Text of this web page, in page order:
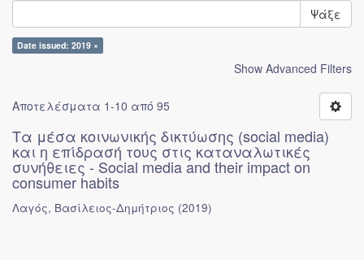
Ψάξε
Date issued: 2019 ×
Show Advanced Filters
Αποτελέσματα 1-10 από 95
Τα μέσα κοινωνικής δικτύωσης (social media)
και η επίδρασή τους στις καταναλωτικές
συνήθειες - Social media and their impact on
consumer habits
Λαγός, Βασίλειος-Δημήτριος (2019)